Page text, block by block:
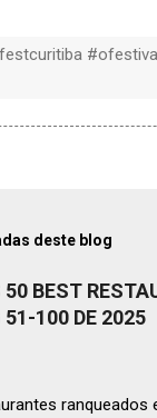
deste blog
BEST
51-100 DE 2025
ranqueados